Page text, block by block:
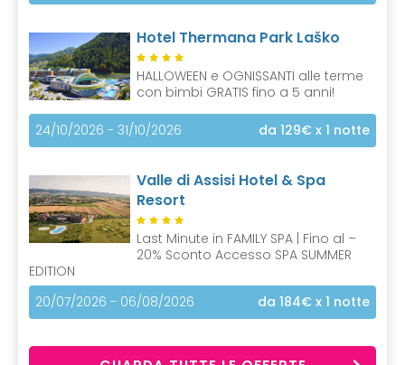
Hotel Thermana Park Laško
HALLOWEEN e OGNISSANTI alle terme
con bimbi GRATIS fino a 5 anni!
24/10/2026 - 31/10/2026 da 129€ x 1 notte
Valle di Assisi Hotel & Spa
Resort
Last Minute in FAMILY SPA | Fino al –
20% Sconto Accesso SPA SUMMER
EDITION
20/07/2026 - 06/08/2026
da 184€ x 1 notte